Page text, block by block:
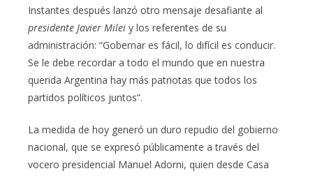
Instantes después lanzó otro mensaje desafiante al
presidente Javier Milei y los referentes de su
administración: “Gobernar es fácil, lo difícil es conducir.
Se le debe recordar a todo el mundo que en nuestra
querida Argentina hay más patriotas que todos los
partidos políticos juntos”.
La medida de hoy generó un duro repudio del gobierno
nacional, que se expresó públicamente a través del
vocero presidencial Manuel Adorni, quien desde Casa